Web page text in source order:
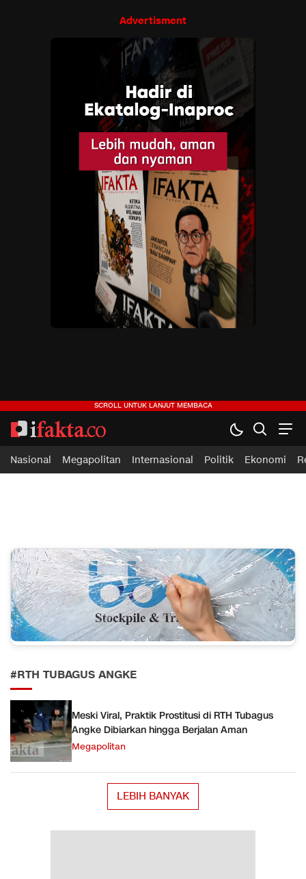
Advertisment
ifakta.co
#pastibenar
Nasional Megapolitan Internasional Politik Ekonomi
#RTH TUBAGUS ANGKE
Meski Viral, Praktik Prostitusi di RTH Tubagus
Angke Dibiarkan hingga Berjalan Aman
Megapolitan
LEBIH BANYAK